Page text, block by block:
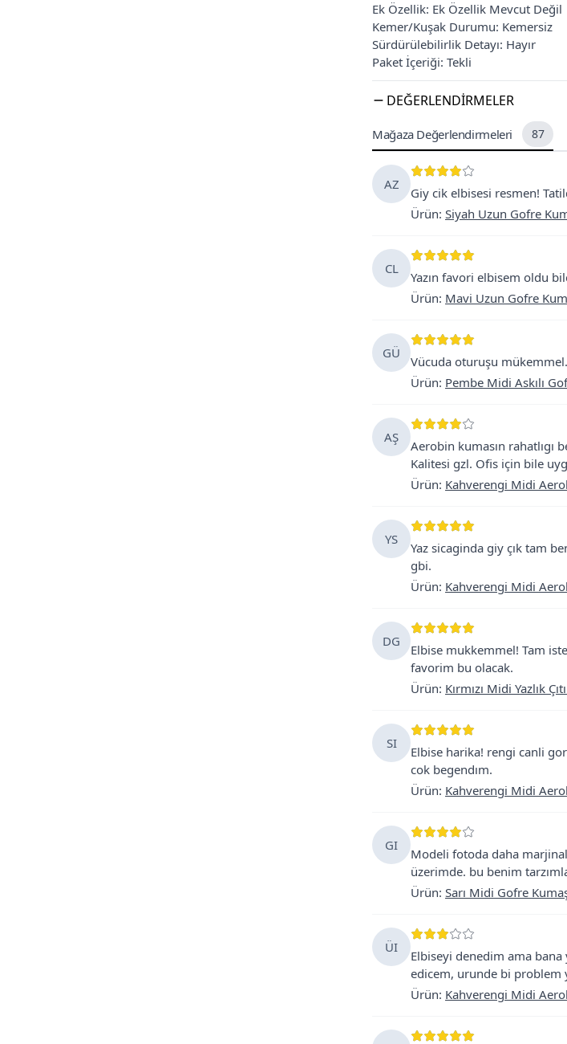
Ek Özellik: Ek Özellik Mevcut Değil
Kemer/Kuşak Durumu: Kemersiz
Sürdürülebilirlik Detayı: Hayır
Paket İçeriği: Tekli
DEĞERLENDIRMELER
Mağaza Değerlendirmeleri 87
AZ
Giy cik elbisesi resmen!
Ürün: Siyah Uzun Gofre
CL
Yazın favori elbisem oldu
Ürün: Mavi Uzun Gofre
GÜ
Vücuda oturuşu
Ürün: Pembe Midi Askılı
AŞ
Aerobin kumasın
Kalitesi gzl. Ofis için bile
Ürün: Kahverengi Midi
YS
Yaz sicaginda giy çık tam
gbi.
Ürün: Kahverengi Midi
DG
Elbise mukkemmel! Tam
favorim bu olacak.
Ürün: Kırmızı Midi Yazlık
SI
Elbise harika! rengi canli
cok begendım.
Ürün: Kahverengi Midi
GI
Modeli fotoda daha
üzerimde. bu benim
Ürün: Sarı Midi Gofre
ÜI
Elbiseyi denedim ama
edicem, urunde bi problem
Ürün: Kahverengi Midi